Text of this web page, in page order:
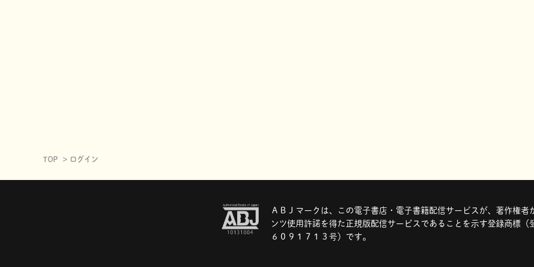
TOP ログイン
ＡＢＪマークは、この電子書店・電子書籍配信サービスが、著作権者
ンツ使用許諾を得た正規版配信サービスであることを示す登録商標（
６０９１７１３号）です。